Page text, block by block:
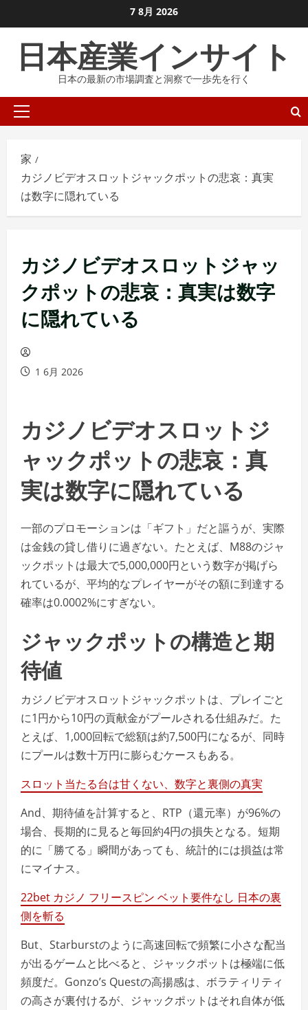
ン
に
ま
7 8月 2026
日本産業インサイト
日本の最新の市場調査と洞察で一歩先を行く
プ
イ
マ
リ
メ
ー
家
カジノビデオスロットジャックポットの悲哀：真実
は数字に隠れている
カジノビデオスロットジャッ
クポットの悲哀：真実は数字
に隠れている
1 6月 2026
カジノビデオスロットジ
ャックポットの悲哀：真
実は数字に隠れている
一部のプロモーションは「ギフト」だと謳うが、実際
は金銭の貸し借りに過ぎない。たとえば、M88のジャ
ックポットは最大で5,000,000円という数字が掲げら
れているが、平均的なプレイヤーがその額に到達する
確率は0.0002%にすぎない。
ジャックポットの構造と期
待値
カジノビデオスロットジャックポットは、プレイごと
に1円から10円の貢献金がプールされる仕組みだ。た
とえば、1,000回転で総額は約7,500円になるが、同時
にプールは数十万円に膨らむケースもある。
スロット当たる台は甘くない、数字と裏側の真実
And、期待値を計算すると、RTP（還元率）が96%の
場合、長期的に見ると毎回約4円の損失となる。短期
的に「勝てる」瞬間があっても、統計的には損益は常
にマイナス。
22bet カジノ フリースピン ベット要件なし 日本の裏
側を斬る
But、Starburstのように高速回転で頻繁に小さな配当
が出るゲームと比べると、ジャックポットは極端に低
頻度だ。Gonzo’s Questの高揚感は、ボラティリティ
の高さが裏付けるが、ジャックポットはそれ自体が低